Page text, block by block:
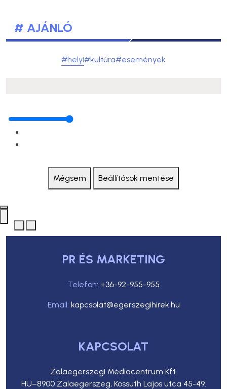
# AJÁNLÓ
#helyi#kultúra#események
Mégsem Beállítások mentése
PR ÉS MARKETING
Telefon: +36-92-955-955
Email: kapcsolat@egerszegihirek.hu
KAPCSOLAT
Zalaegerszegi Médiacentrum Kft.
HU–8900 Zalaegerszeg, Kossuth Lajos utca 45-49.